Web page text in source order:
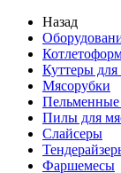
Назад
Куттеры для
Мясорубки
Пельменные
Пилы для
Слайсеры
Фаршемесы